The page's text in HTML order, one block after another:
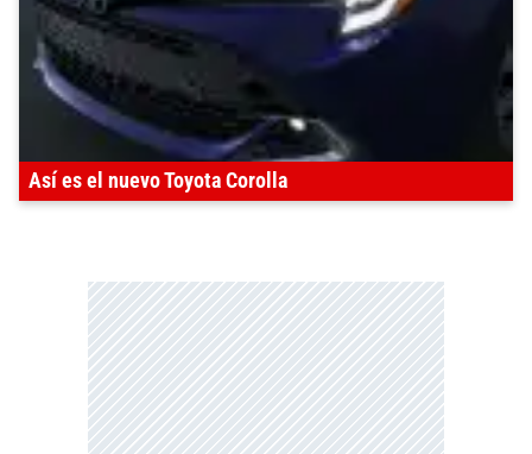
Así es el nuevo Toyota Corolla